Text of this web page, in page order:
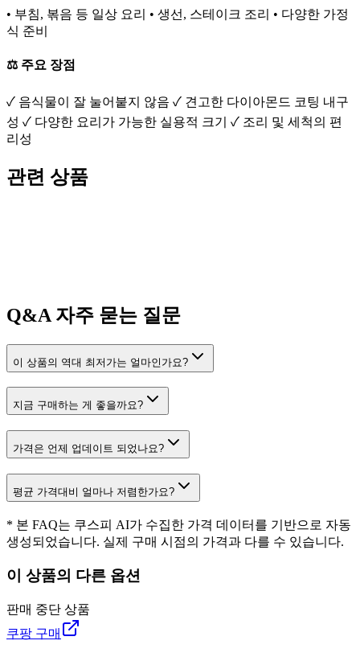
• 부침, 볶음 등 일상 요리 • 생선, 스테이크 조리 • 다양한 가정
식 준비
⚖️ 주요 장점
✓ 음식물이 잘 눌어붙지 않음 ✓ 견고한 다이아몬드 코팅 내구
성 ✓ 다양한 요리가 가능한 실용적 크기 ✓ 조리 및 세척의 편
리성
관련 상품
Q&A 자주 묻는 질문
이 상품의 역대 최저가는 얼마인가요?
지금 구매하는 게 좋을까요?
가격은 언제 업데이트 되었나요?
평균 가격대비 얼마나 저렴한가요?
* 본 FAQ는 쿠스피 AI가 수집한 가격 데이터를 기반으로 자동
생성되었습니다. 실제 구매 시점의 가격과 다를 수 있습니다.
이 상품의 다른 옵션
판매 중단 상품
쿠팡 구매